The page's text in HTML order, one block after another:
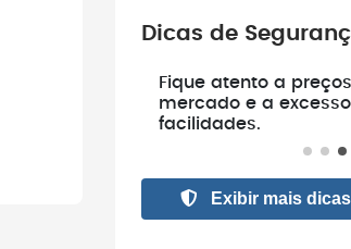
Dicas de
Fique atento a
mercado e a
facilidades.
Exibir mais